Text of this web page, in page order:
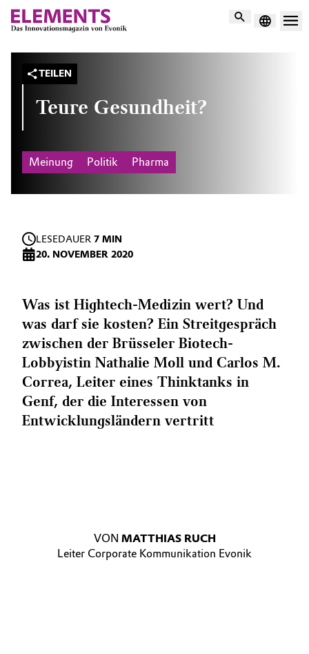
Suche
TEILEN
Teure Gesundheit?
Meinung Politik Pharma
LESEDAUER 7 MIN
20. NOVEMBER 2020
Was ist Hightech-Medizin wert? Und
was darf sie kosten? Ein Streitgespräch
zwischen der Brüsseler Biotech-
Lobbyistin Nathalie Moll und Carlos M.
Correa, Leiter eines Thinktanks in
Genf, der die Interessen von
Entwicklungsländern vertritt
VON MATTHIAS RUCH
Leiter Corporate Kommunikation Evonik